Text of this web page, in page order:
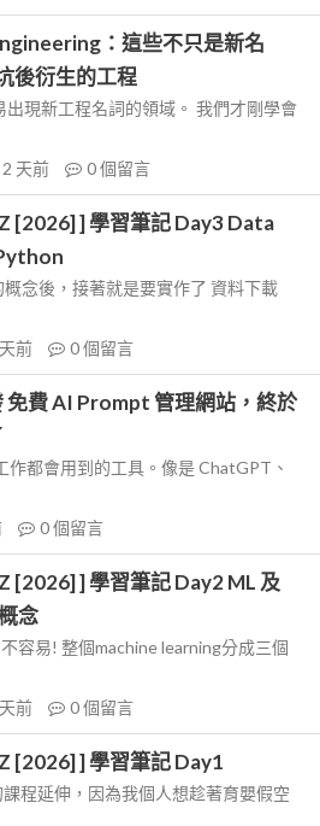
：這些不只是新名
後衍生的工程
現新工程名詞的領域。 我們才剛學會
2 天前 0個留言
[2026] ] 學習筆記 Day3 Data
念後，接著就是要實作了 資料下載
前 0個留言
免費 AI Prompt 管理網站，終於
都會用到的工具。像是 ChatGPT、
0個留言
[2026] ] 學習筆記 Day2 ML 及
念
容易! 整個machine learning分成三個
前 0個留言
[2026] ] 學習筆記 Day1
程延伸，因為我個人想趁著育嬰假空